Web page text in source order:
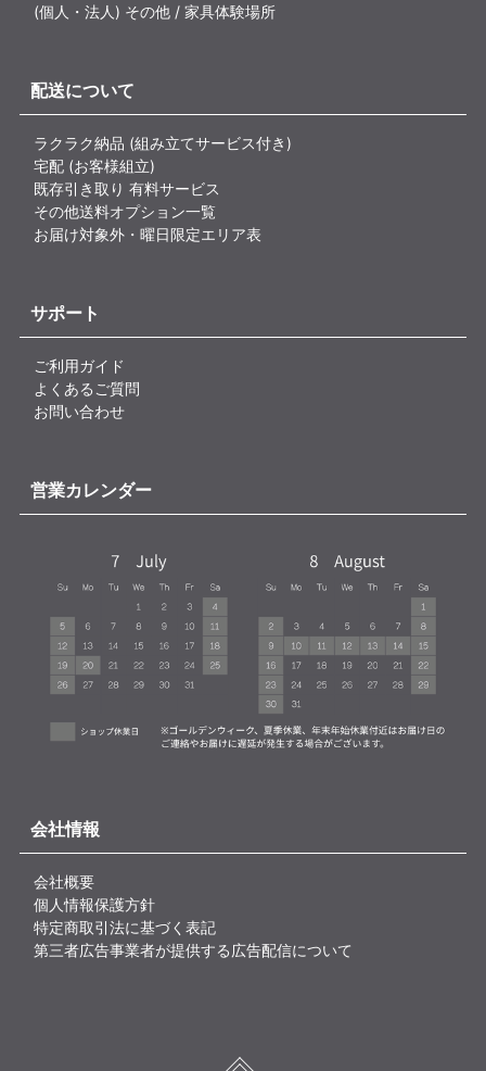
(個人・法人) その他 / 家具体験場所
配送について
ラクラク納品 (組み立てサービス付き)
宅配 (お客様組立)
既存引き取り 有料サービス
その他送料オプション一覧
お届け対象外・曜日限定エリア表
サポート
ご利用ガイド
よくあるご質問
お問い合わせ
営業カレンダー
会社情報
会社概要
個人情報保護方針
特定商取引法に基づく表記
第三者広告事業者が提供する広告配信について